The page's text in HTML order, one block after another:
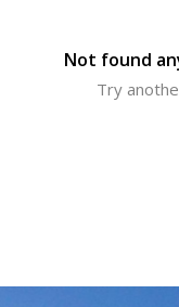
Not found
Try